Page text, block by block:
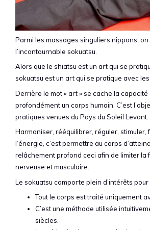
Parmi les massages singuliers nippons, on
l’incontournable sokuatsu.
Alors que le shiatsu est un art qui se
sokuatsu est un art qui se pratique avec
Derrière le mot « art » se cache la
profondément un corps humain. C’est
pratiques venues du Pays du Soleil Levant.
Harmoniser, rééquilibrer, réguler, stimuler,
l’énergie, c’est permettre au corps
relâchement profond ceci afin de limiter la
nerveuse et musculaire.
Le sokuatsu comporte plein d’intérêts pour
Tout le corps est traité uniquement
C’est une méthode utilisée
siècles.